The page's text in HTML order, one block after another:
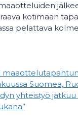
kotimaan
pelattava
Suomea,
yhteistyö jatkuu